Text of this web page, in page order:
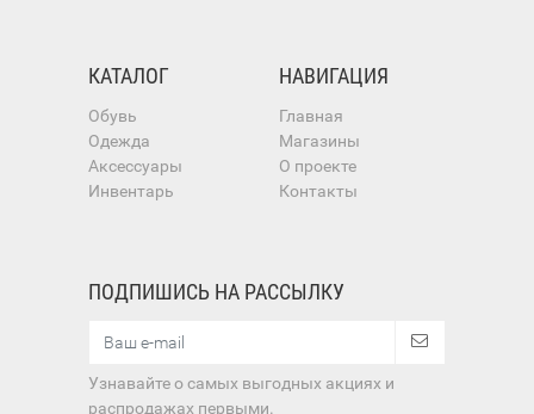
КАТАЛОГ
Обувь
Одежда
Аксессуары
Инвентарь
НАВИГАЦИЯ
Главная
Магазины
О проекте
Контакты
ПОДПИШИСЬ НА РАССЫЛКУ
Узнавайте о самых выгодных акциях и
распродажах первыми.